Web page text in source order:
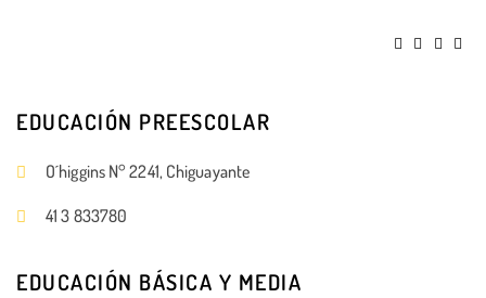
EDUCACIÓN PREESCOLAR
O´higgins N° 2241, Chiguayante
41 3 833780
EDUCACIÓN BÁSICA Y MEDIA